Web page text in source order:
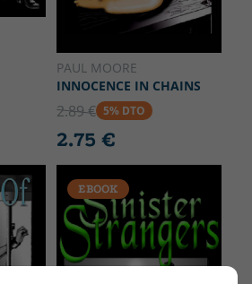
PAUL MOORE
INNOCENCE IN CHAINS
2.89 € 5% DTO
2.75 €
EBOOK